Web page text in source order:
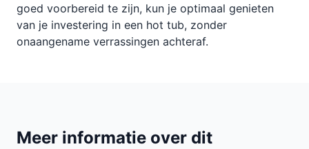
goed voorbereid te zijn, kun je optimaal genieten
van je investering in een hot tub, zonder
onaangename verrassingen achteraf.
Meer informatie over dit